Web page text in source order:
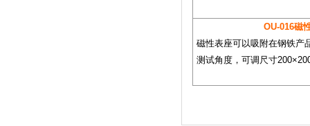
OU-016磁
磁性表座可以吸附在钢铁产
测试角度，可调尺寸